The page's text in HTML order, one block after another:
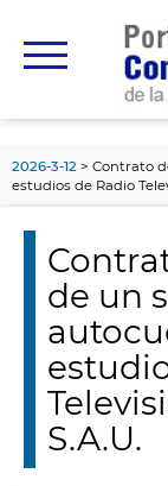
principal
2026-3-12
Contrato
estudios de Radio
de un
S.A.U.